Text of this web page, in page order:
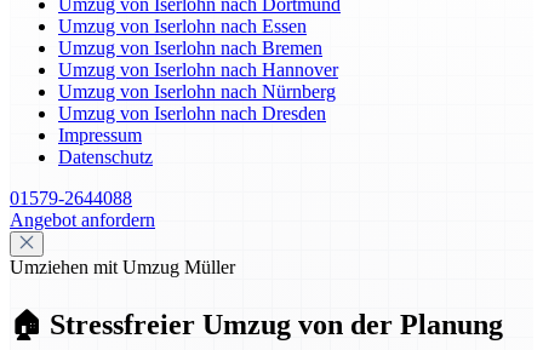
Umzug von Iserlohn nach Dortmund
Umzug von Iserlohn nach Essen
Umzug von Iserlohn nach Bremen
Umzug von Iserlohn nach Hannover
Umzug von Iserlohn nach Nürnberg
Umzug von Iserlohn nach Dresden
Impressum
Datenschutz
01579-2644088
Angebot anfordern
Umziehen mit Umzug Müller
🏠 Stressfreier Umzug von der Planung